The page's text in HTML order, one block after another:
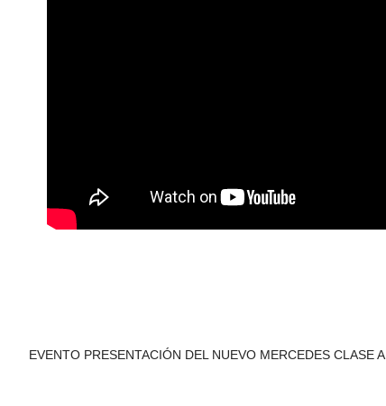
EVENTO PRESENTACIÓN DEL NUEVO MERCEDES CLASE A